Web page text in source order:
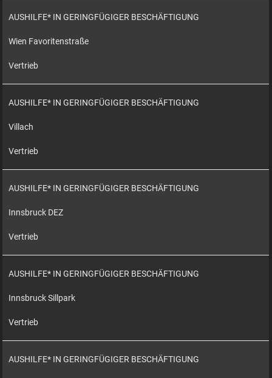
AUSHILFE* IN GERINGFÜGIGER BESCHÄFTIGUNG
Wien Favoritenstraße
Vertrieb
AUSHILFE* IN GERINGFÜGIGER BESCHÄFTIGUNG
Villach
Vertrieb
AUSHILFE* IN GERINGFÜGIGER BESCHÄFTIGUNG
Innsbruck DEZ
Vertrieb
AUSHILFE* IN GERINGFÜGIGER BESCHÄFTIGUNG
Innsbruck Sillpark
Vertrieb
AUSHILFE* IN GERINGFÜGIGER BESCHÄFTIGUNG